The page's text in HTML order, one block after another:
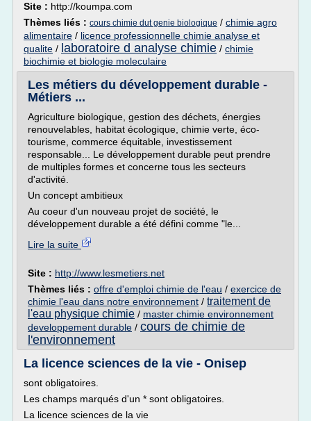
Site : http://koumpa.com
Thèmes liés : cours chimie dut genie biologique / chimie agro
alimentaire / licence professionnelle chimie analyse et
qualite / laboratoire d analyse chimie / chimie
biochimie et biologie moleculaire
Les métiers du développement durable -
Métiers ...
Agriculture biologique, gestion des déchets, énergies
renouvelables, habitat écologique, chimie verte, éco-
tourisme, commerce équitable, investissement
responsable... Le développement durable peut prendre
de multiples formes et concerne tous les secteurs
d'activité.
Un concept ambitieux
Au coeur d'un nouveau projet de société, le
développement durable a été défini comme "le...
Lire la suite
Site : http://www.lesmetiers.net
Thèmes liés : offre d'emploi chimie de l'eau / exercice de
chimie l'eau dans notre environnement / traitement de
l'eau physique chimie / master chimie environnement
developpement durable / cours de chimie de
l'environnement
La licence sciences de la vie - Onisep
sont obligatoires.
Les champs marqués d'un * sont obligatoires.
La licence sciences de la vie